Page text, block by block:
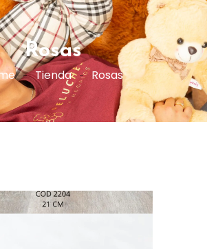
Rosas
Tienda Rosas